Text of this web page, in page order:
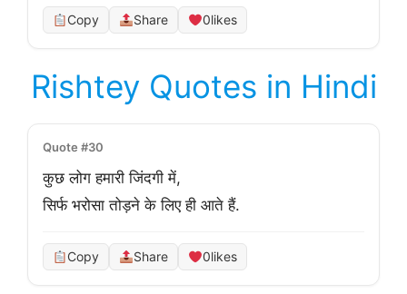
Copy Share 0likes
Rishtey Quotes in Hindi
Quote #30
कुछ लोग हमारी जिंदगी में,
सिर्फ भरोसा तोड़ने के लिए ही आते हैं.
Copy Share 0likes